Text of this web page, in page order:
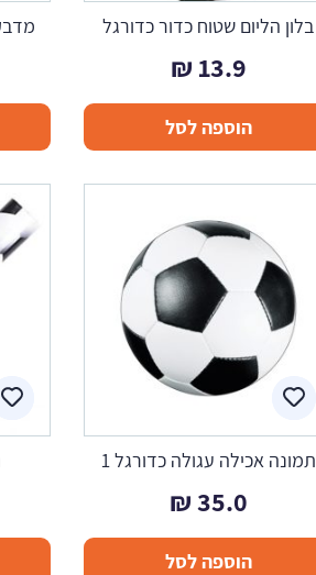
בלון הליום שטוח כדור כדורגל
13.9
₪
הוספה לסל
תמונה אכילה עגולה כדורגל 1
35.0
₪
הוספה לסל